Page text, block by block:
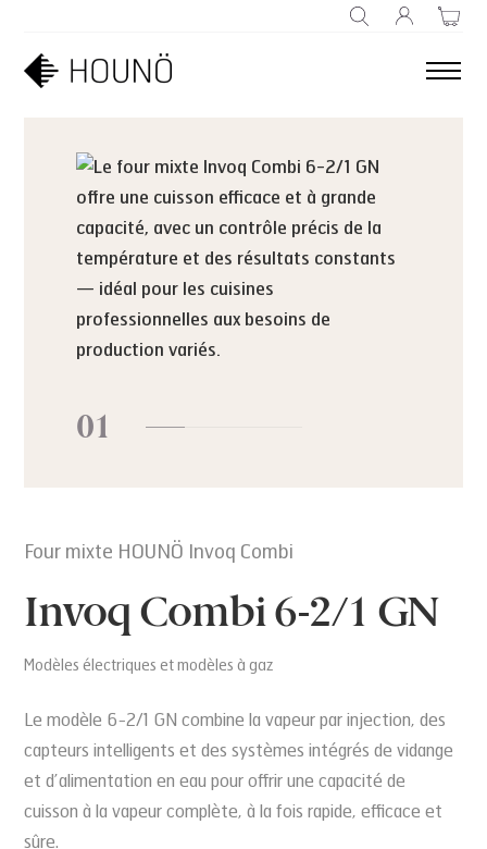
01
Four mixte HOUNÖ Invoq Combi
Invoq Combi 6-2/1 GN
Modèles électriques et modèles à gaz
Le modèle 6-2/1 GN combine la vapeur par injection, des
capteurs intelligents et des systèmes intégrés de vidange
et d’alimentation en eau pour offrir une capacité de
cuisson à la vapeur complète, à la fois rapide, efficace et
sûre.